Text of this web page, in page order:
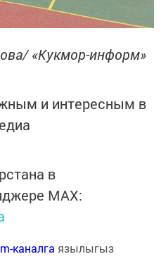
«Кукмор-информ»
и интересным в
в
MАХ:
каналга язылыгыз